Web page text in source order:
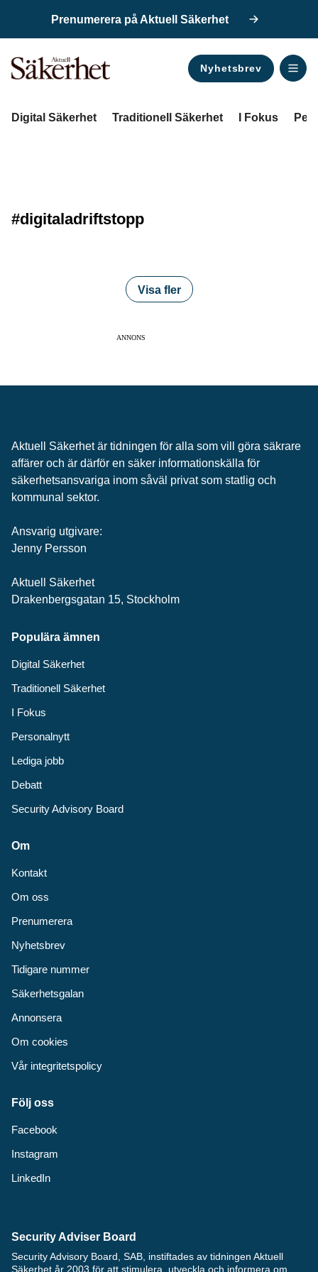
Prenumerera på Aktuell Säkerhet
Nyhetsbrev
Digital Säkerhet Traditionell Säkerhet I Fokus
#digitaladriftstopp
Visa fler
ANNONS
Aktuell Säkerhet är tidningen för alla som vill göra säkrare
affärer och är därför en säker informationskälla för
säkerhets­ansvariga inom såväl privat som statlig och
kommunal sektor.
Ansvarig utgivare:
Jenny Persson
Aktuell Säkerhet
Drakenbergsgatan 15, Stockholm
Populära ämnen
Digital Säkerhet
Traditionell Säkerhet
I Fokus
Personalnytt
Lediga jobb
Debatt
Security Advisory Board
Om
Kontakt
Om oss
Prenumerera
Nyhetsbrev
Tidigare nummer
Säkerhetsgalan
Annonsera
Om cookies
Vår integritetspolicy
Följ oss
Facebook
Instagram
LinkedIn
Security Adviser Board
Security Advisory Board, SAB, instiftades av tidningen Aktuell
Säkerhet år 2003 för att stimulera, utveckla och informera om